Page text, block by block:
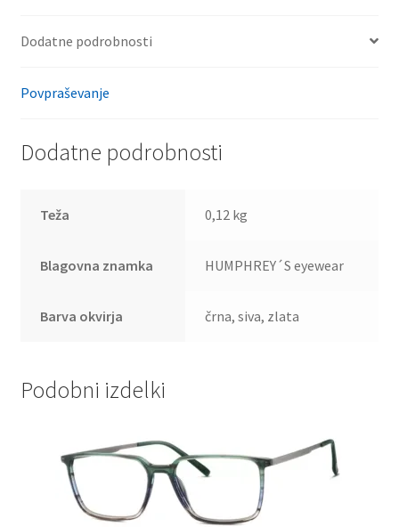
Dodatne podrobnosti
Povpraševanje
Dodatne podrobnosti
Teža 0,12 kg
Blagovna znamka HUMPHREY´S eyewear
Barva okvirja črna, siva, zlata
Podobni izdelki